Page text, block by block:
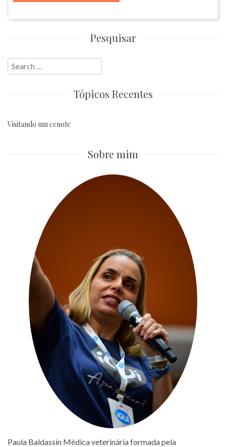
Pesquisar
Search
for:
Tópicos Recentes
Visitando um cenote
Sobre mim
Paula Baldassin Médica veterinária formada pela